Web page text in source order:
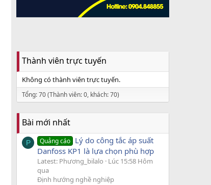
Thành viên trực tuyến
Không có thành viên trực tuyến.
Tổng: 70 (Thành viên: 0, khách: 70)
Bài mới nhất
P Quảng cáo Lý do công tắc áp suất
Danfoss KP1 là lựa chọn phù hợp
Latest: Phương_bilalo
Lúc 15:58 Hôm
qua
Định hướng nghề nghiệp